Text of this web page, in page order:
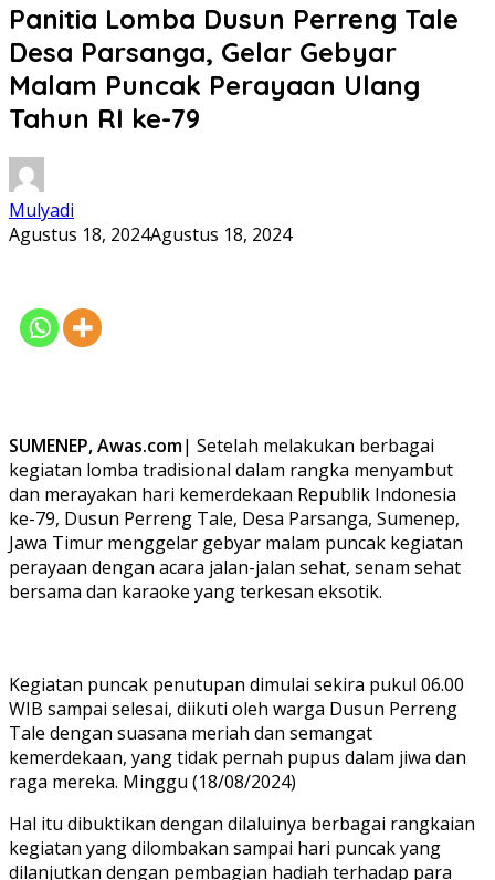
Panitia Lomba Dusun Perreng Tale
Desa Parsanga, Gelar Gebyar
Malam Puncak Perayaan Ulang
Tahun RI ke-79
Mulyadi
Agustus 18, 2024Agustus 18, 2024
SUMENEP, Awas.com| Setelah melakukan berbagai
kegiatan lomba tradisional dalam rangka menyambut
dan merayakan hari kemerdekaan Republik Indonesia
ke-79, Dusun Perreng Tale, Desa Parsanga, Sumenep,
Jawa Timur menggelar gebyar malam puncak kegiatan
perayaan dengan acara jalan-jalan sehat, senam sehat
bersama dan karaoke yang terkesan eksotik.
Kegiatan puncak penutupan dimulai sekira pukul 06.00
WIB sampai selesai, diikuti oleh warga Dusun Perreng
Tale dengan suasana meriah dan semangat
kemerdekaan, yang tidak pernah pupus dalam jiwa dan
raga mereka. Minggu (18/08/2024)
Hal itu dibuktikan dengan dilaluinya berbagai rangkaian
kegiatan yang dilombakan sampai hari puncak yang
dilanjutkan dengan pembagian hadiah terhadap para